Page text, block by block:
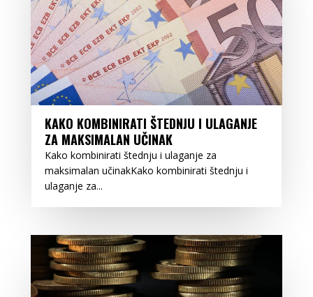
KAKO KOMBINIRATI ŠTEDNJU I ULAGANJE
ZA MAKSIMALAN UČINAK
Kako kombinirati štednju i ulaganje za
maksimalan učinakKako kombinirati štednju i
ulaganje za...